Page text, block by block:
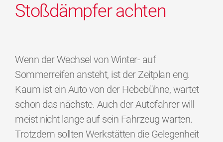
Stoßdämpfer achten
Wenn der Wechsel von Winter- auf
Sommerreifen ansteht, ist der Zeitplan eng.
Kaum ist ein Auto von der Hebebühne, wartet
schon das nächste. Auch der Autofahrer will
meist nicht lange auf sein Fahrzeug warten.
Trotzdem sollten Werkstätten die Gelegenheit